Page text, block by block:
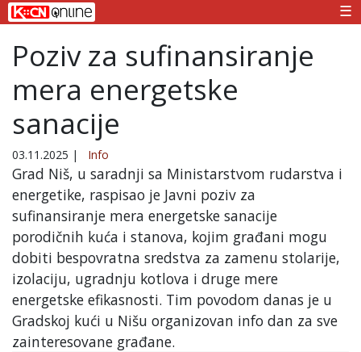
☰
Poziv za sufinansiranje
mera energetske
sanacije
03.11.2025 | Info
Grad Niš, u saradnji sa Ministarstvom rudarstva i
energetike, raspisao je Javni poziv za
sufinansiranje mera energetske sanacije
porodičnih kuća i stanova, kojim građani mogu
dobiti bespovratna sredstva za zamenu stolarije,
izolaciju, ugradnju kotlova i druge mere
energetske efikasnosti. Tim povodom danas je u
Gradskoj kući u Nišu organizovan info dan za sve
zainteresovane građane.